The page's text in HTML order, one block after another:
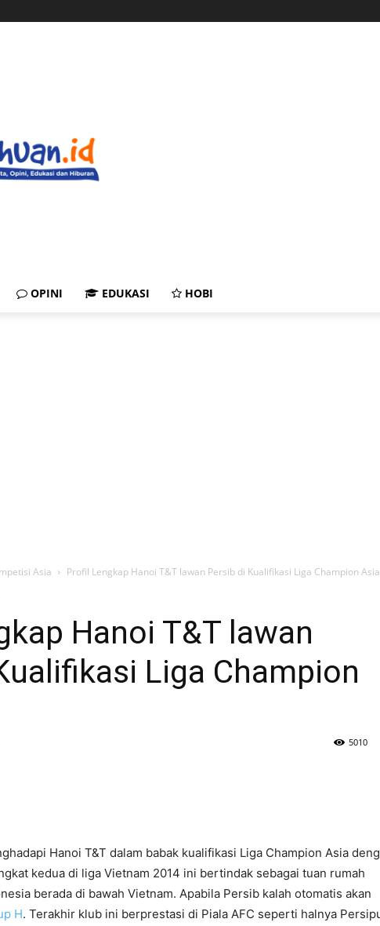
OPINI EDUKASI HOBI
Asia Profil Lengkap Hanoi T&T lawan Persib di Kualifikasi Liga Champion Asia
Hanoi T&T lawan
Liga Champion
5010
Hanoi T&T dalam babak kualifikasi Liga Champion Asia
kedua di liga Vietnam 2014 ini bertindak sebagai tuan rumah
berada di bawah Vietnam. Apabila Persib kalah otomatis akan
H. Terakhir klub ini berprestasi di Piala AFC seperti halnya